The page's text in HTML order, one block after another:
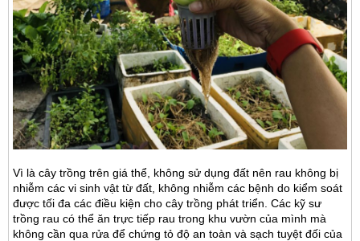
Vì là cây trồng trên giá thể, không sử dụng đất nên rau không bị
nhiễm các vi sinh vật từ đất, không nhiễm các bệnh do kiểm soát
được tối đa các điều kiện cho cây trồng phát triển. Các kỹ sư
trồng rau có thể ăn trực tiếp rau trong khu vườn của mình mà
không cần qua rửa để chứng tỏ độ an toàn và sạch tuyệt đối của